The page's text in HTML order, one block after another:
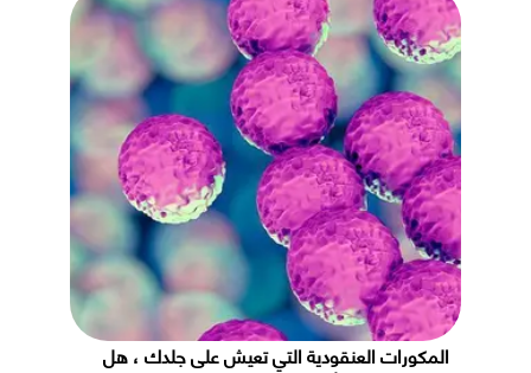
المكورات العنقودية التي تعيش على جلدك ، هل